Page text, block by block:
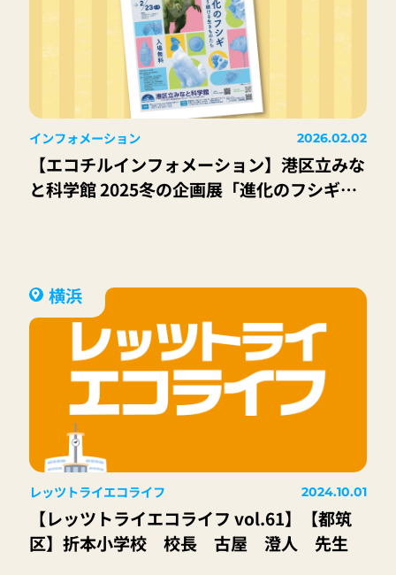
インフォメーション 2026.02.02
【エコチルインフォメーション】港区立みな
と科学館 2025冬の企画展「進化のフシギ～
横浜
レッツトライエコライフ 2024.10.01
【レッツトライエコライフ vol.61】【都筑
区】折本小学校 校長 古屋 澄人 先生